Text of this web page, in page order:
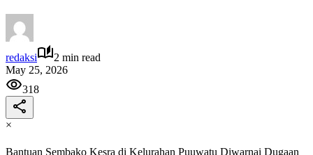
redaksi
2 min read
May 25, 2026
318
×
Bantuan Sembako Kesra di Kelurahan Puuwatu Diwarnai Dugaan